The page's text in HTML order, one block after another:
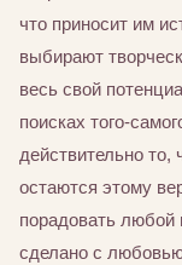
что приносит им
выбирают
весь свой
поисках того-
действительно
остаются этому
порадовать
сделано с